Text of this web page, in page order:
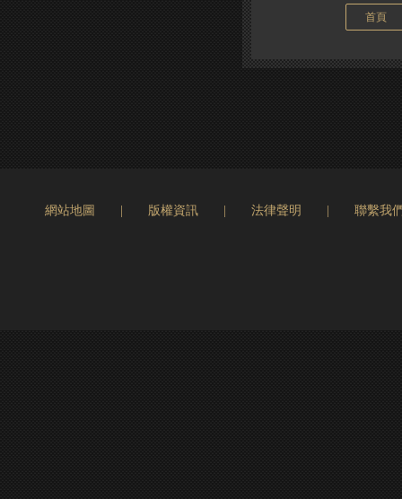
首頁
網站地圖 版權資訊 法律聲明 聯繫我